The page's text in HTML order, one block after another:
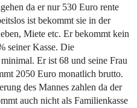
da er nur 530 Euro rente
ist bekommt sie in der
Miete etc. Er bekommt kein
seiner Kasse. Die
Er ist 68 und seine Frau
2050 Euro monatlich brutto.
des Mannes zahlen da der
auch nicht als Familienkasse